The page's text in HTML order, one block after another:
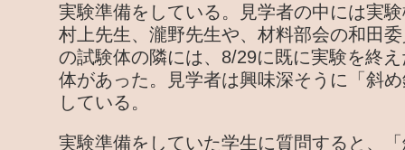
実験準備をしている。見学者の中には実
村上先生、瀧野先生や、材料部会の和田
の試験体の隣には、8/29に既に実験を終
体があった。見学者は興味深そうに「斜
している。
実験準備をしていた学生に質問すると、